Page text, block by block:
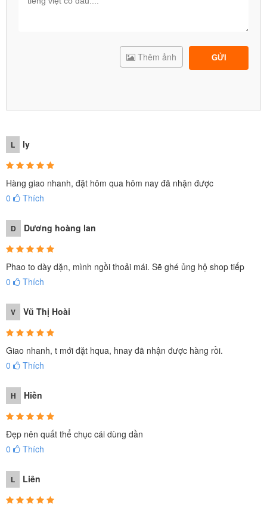
GỬI
Thêm ảnh
L ly
Hàng giao nhanh, đặt hôm qua hôm nay đã nhận được
0
Thích
D Dương hoàng lan
Phao to dày dặn, mình ngồi thoải mái. Sẽ ghé ủng hộ shop tiếp
0
Thích
V Vũ Thị Hoài
Giao nhanh, t mới đặt hqua, hnay đã nhận được hàng rồi.
0
Thích
H Hiền
Đẹp nên quất thể chục cái dùng dần
0
Thích
L Liên